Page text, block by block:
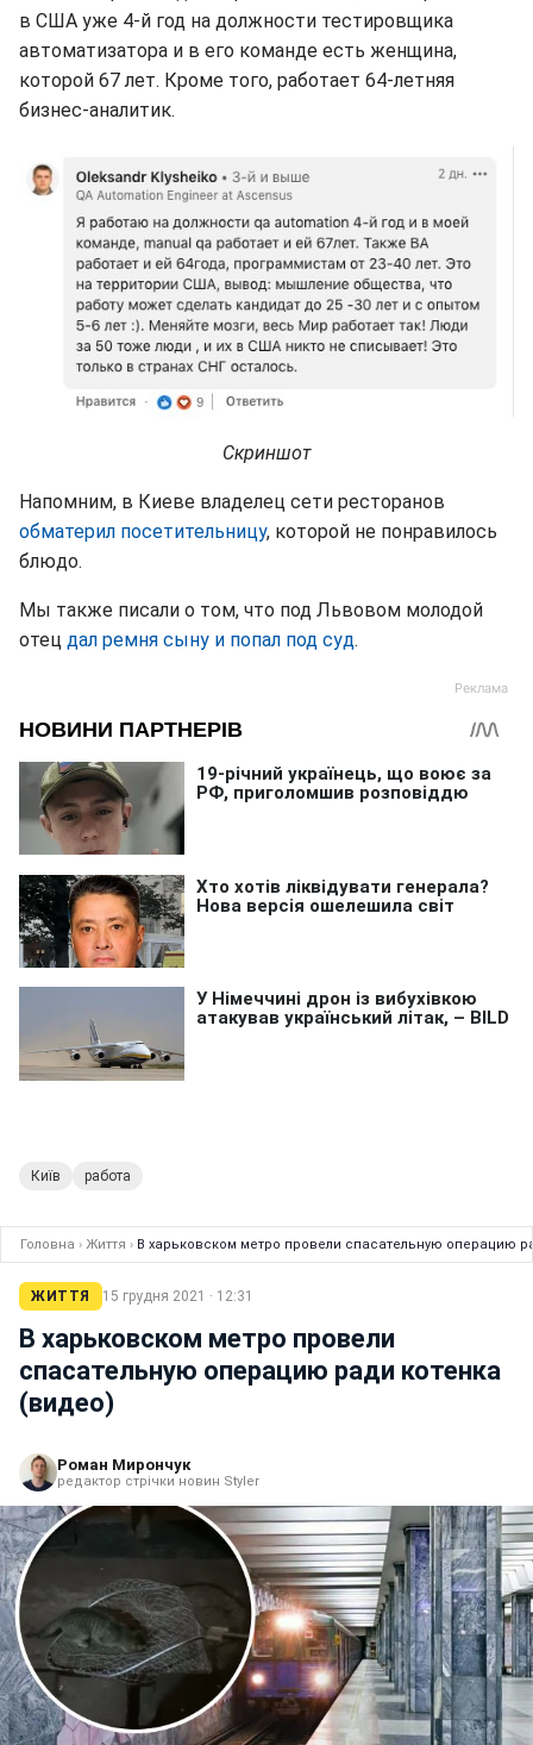
в США уже 4-й год на должности тестировщика
автоматизатора и в его команде есть женщина,
которой 67 лет. Кроме того, работает 64-летняя
бизнес-аналитик.
Скриншот
Напомним, в Киеве владелец сети ресторанов
обматерил посетительницу, которой не понравилось
блюдо.
Мы также писали о том, что под Львовом молодой
отец дал ремня сыну и попал под суд.
Київ работа
Головна › Життя › В харьковском метро провели спасательную операцию
ЖИТТЯ 15 грудня 2021 · 12:31
В харьковском метро провели
спасательную операцию ради котенка
(видео)
Роман Мирончук
редактор стрічки новин Styler